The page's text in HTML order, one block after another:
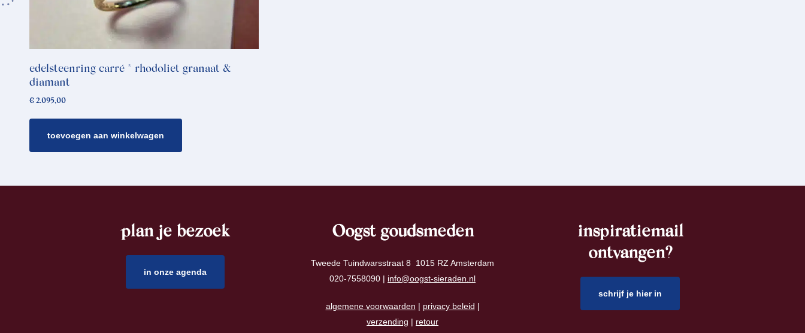
edelsteenring carré * rhodoliet granaat &
diamant
€ 2.095,00
toevoegen aan winkelwagen
plan je bezoek
in onze agenda
Oogst goudsmeden
Tweede Tuindwarsstraat 8 1015 RZ Amsterdam
020-7558090 | info@oogst-sieraden.nl
algemene voorwaarden | privacy beleid |
verzending | retour
inspiratiemail
ontvangen?
schrijf je hier in